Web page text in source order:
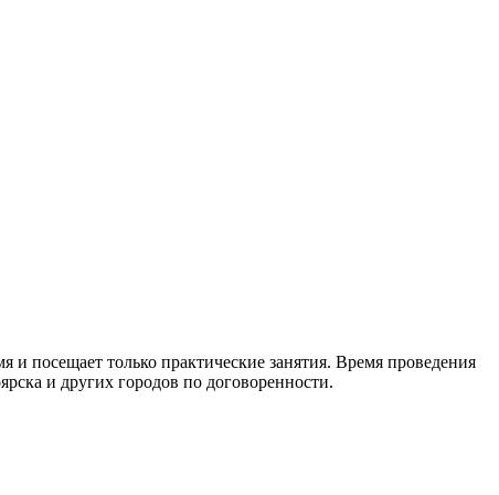
посещает только практические занятия. Время проведения
и других городов по договоренности.